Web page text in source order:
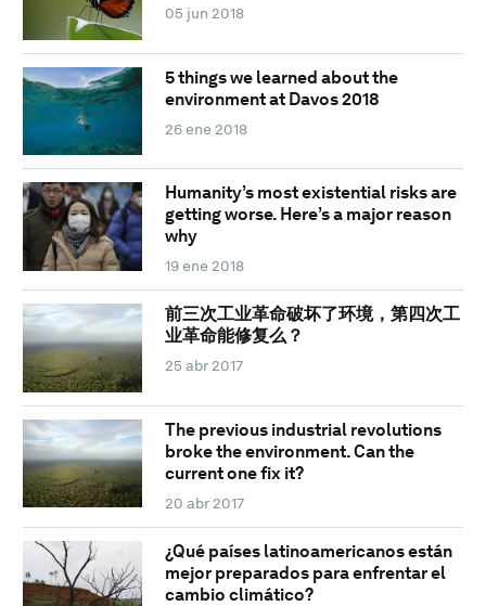
05 jun 2018
5 things we learned about the
environment at Davos 2018
26 ene 2018
Humanity’s most existential risks are
getting worse. Here’s a major reason
why
19 ene 2018
前三次工业革命破坏了环境，第四次工
业革命能修复么？
25 abr 2017
The previous industrial revolutions
broke the environment. Can the
current one fix it?
20 abr 2017
¿Qué países latinoamericanos están
mejor preparados para enfrentar el
cambio climático?